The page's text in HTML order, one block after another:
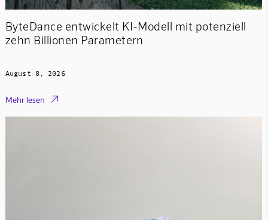
ByteDance entwickelt KI-Modell mit potenziell
zehn Billionen Parametern
August 8, 2026
Mehr lesen 